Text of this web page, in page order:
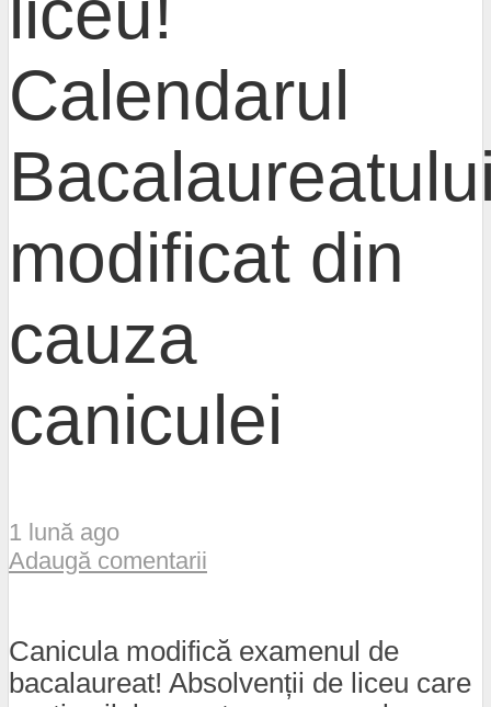
Calendarul
modificat din
cauza
caniculei
1 lună ago
Adaugă comentarii
Canicula modifică examenul de
bacalaureat! Absolvenții de liceu care